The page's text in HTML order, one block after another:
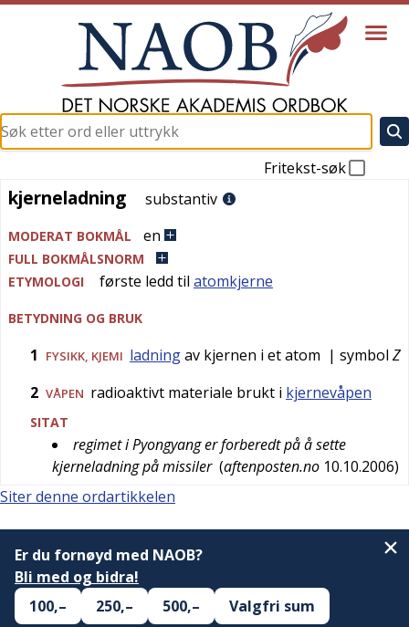
Fritekst-søk
kjerneladning
kjerneladning substantiv
MODERAT BOKMÅL en
FULL BOKMÅLSNORM
ETYMOLOGI
første ledd til atomkjerne
BETYDNING OG BRUK
1 FYSIKK, KJEMI ladningav kjernen i et atom | symbol Z
2 VÅPEN radioaktivt materiale brukt i kjernevåpen
SITAT
regimet i Pyongyang er forberedt på å sette
kjerneladning på missiler (aftenposten.no 10.10.2006)
Siter denne ordartikkelen
Er du fornøyd med NAOB?
Bli med og bidra!
100,–
250,– 500,– Valgfri sum